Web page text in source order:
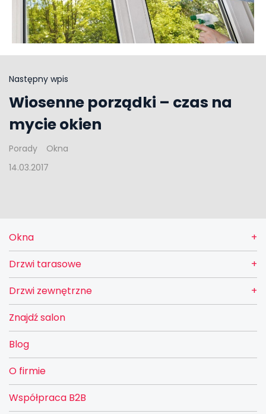
Następny wpis
Wiosenne porządki – czas na
mycie okien
Porady
Okna
14.03.2017
Okna
Drzwi tarasowe
Drzwi zewnętrzne
Znajdź salon
Blog
O firmie
Współpraca B2B